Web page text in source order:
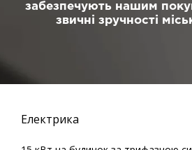
забезпечують нашим
звичні зручності
Електрика